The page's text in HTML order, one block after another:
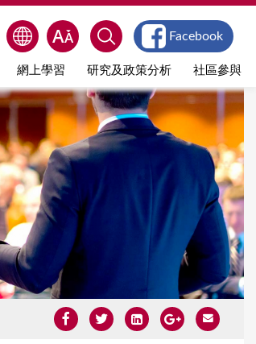
網上學習 研究及政策分析 社區參與
Facebook